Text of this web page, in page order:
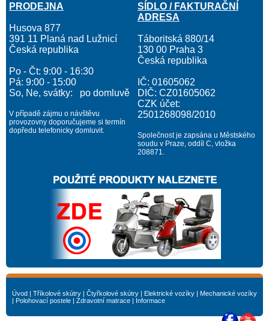
PRODEJNA
Husova 877
391 11 Planá nad Lužnicí
Česká republika
Po - Čt: 9:00 - 16:30
Pá: 9:00 - 15:00
So, Ne, svátky: po domluvě
V případě zájmu o návštěvu
provozovny doporučujeme si termín
dopředu telefonicky domluvit.
SÍDLO / FAKTURAČNÍ
ADRESA
Táboritská 880/14
130 00 Praha 3
Česká republika
IČ: 01605062
DIČ: CZ01605062
CZK účet:
2501268098/2010
Společnost je zapsána u Městského
soudu v Praze, oddíl C, vložka
208871.
Úvod | Tříkolové skútry | Čtyřkolové skútry | Elektrické vozíky | Mechanické vozíky
| Polohovací postele | Zdravotní matrace | Informace